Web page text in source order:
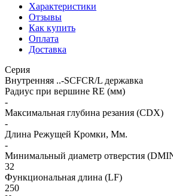
Характеристики
Отзывы
Как купить
Оплата
Доставка
Серия
Внутренняя ..-SCFCR/L державка
Радиус при вершине RE (мм)
-
Максимальная глубина резания (CDX)
-
Длина Режущей Кромки, Мм.
-
Минимальный диаметр отверстия
32
Функциональная длина (LF)
250